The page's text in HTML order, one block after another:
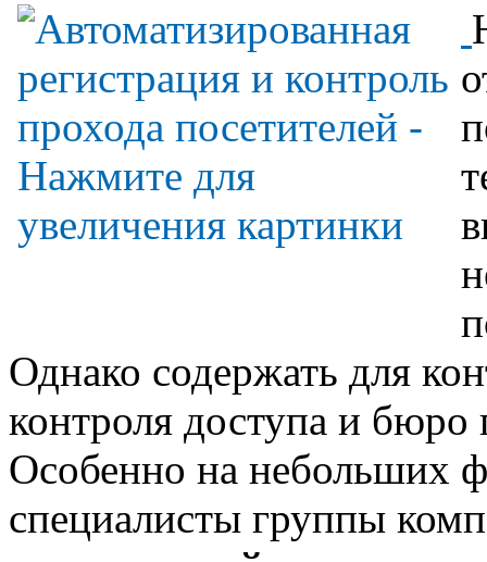
Однако содержать для
контроля доступа и бюро
Особенно на небольших
специалисты группы